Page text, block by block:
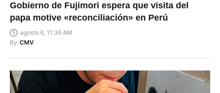
Gobierno de Fujimori espera que visita del
papa motive «reconciliación» en Perú
agosto 6, 11:36 AM
By CMV